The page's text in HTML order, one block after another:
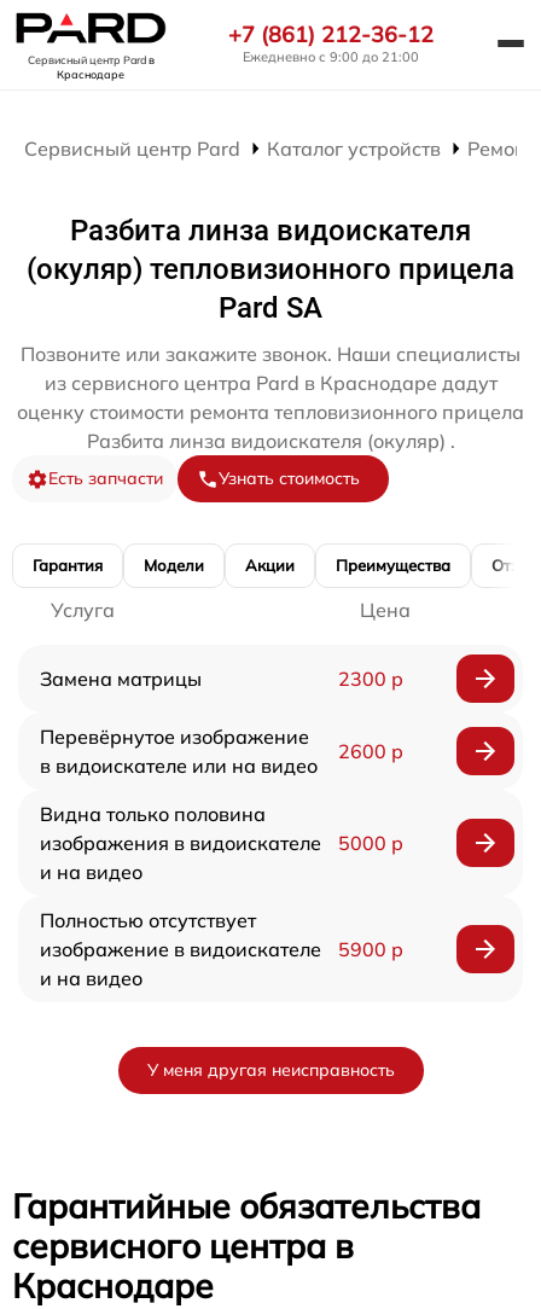
Сервисный центр Pardв
Краснодаре
+7 (861) 212-36-12
Ежедневно с 9:00 до 21:00
Сервисный центр Pard Каталог устройств
Разбита линза видоискателя
(окуляр) тепловизионного прицела
Pard SA
Позвоните или закажите звонок. Наши специалисты
из сервисного центра Pard в Краснодаре дадут
оценку стоимости ремонта тепловизионного прицела
Разбита линза видоискателя (окуляр) .
Есть запчасти Узнать стоимость
Гарантия Модели Акции Преимущества
Услуга Цена
Замена матрицы 2300 р
Перевёрнутое изображение
в видоискателе или на видео
2600 р
Видна только половина
изображения в видоискателе
и на видео
5000 р
Полностью отсутствует
изображение в видоискателе
и на видео
5900 р
У меня другая неисправность
Гарантийные обязательства
сервисного центра в
Краснодаре